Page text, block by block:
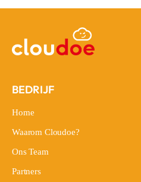
BEDRIJF
Home
Waarom Cloudoe?
Ons Team
Partners